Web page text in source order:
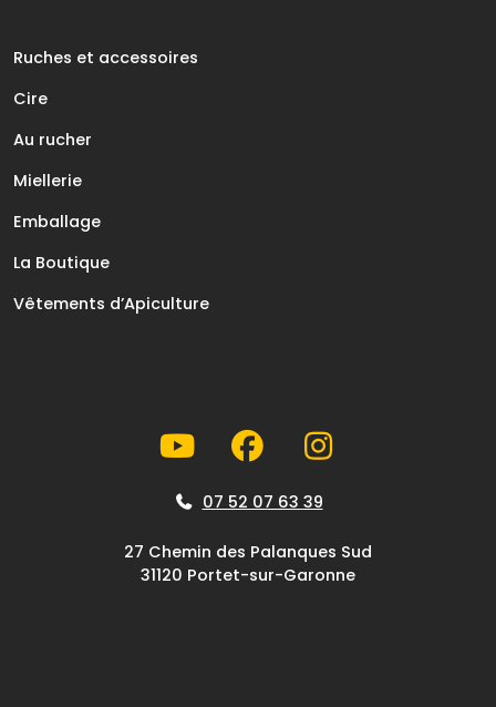
Ruches et accessoires
Cire
Au rucher
Miellerie
Emballage
La Boutique
Vêtements d’Apiculture
07 52 07 63 39
27 Chemin des Palanques Sud
31120 Portet-sur-Garonne